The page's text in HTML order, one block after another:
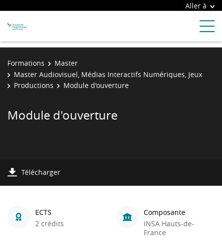
Aller à
Formations
Master
Master Audiovisuel, Médias Interactifs Numériques, Jeux
Productions
Module d'ouverture
Module d'ouverture
Télécharger
ECTS
2 crédits
Composante
INSA Hauts-de-
France